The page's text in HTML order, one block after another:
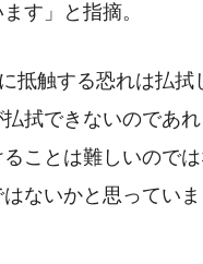
す」と指摘。
抵触する恐れは払拭
拭できないのであれ
ことは難しいので
ないかと思っていま